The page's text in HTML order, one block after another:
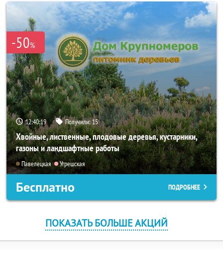
-50%
12:40:18 Получили:15
Хвойные, лиственные, плодовые деревья, кустарники,
газоны и ландшафтные работы
Павелецкая Угрешская
Бесплатно ПОДРОБНЕЕ
ПОКАЗАТЬ БОЛЬШЕ АКЦИЙ